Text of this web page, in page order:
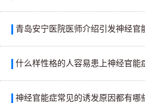
青岛安宁医院医师介绍引发神经官
什么样性格的人容易患上神经官能
神经官能症常见的诱发原因都有哪